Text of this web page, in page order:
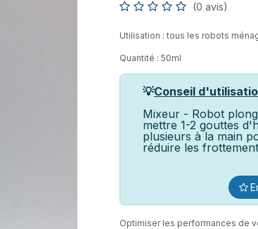
(0 avis)
Utilisation : tous les robots
Quantité : 50ml
💡Conseil
Mixeur - Robot
mettre 1-2 gouttes
plusieurs à la main
réduire les
Optimiser les performances de